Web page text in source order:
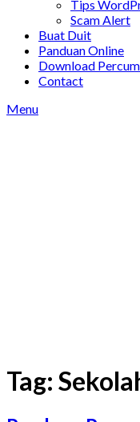
Tips
Scam Alert
Buat Duit
Panduan Online
Download
Contact
Menu
Tag: